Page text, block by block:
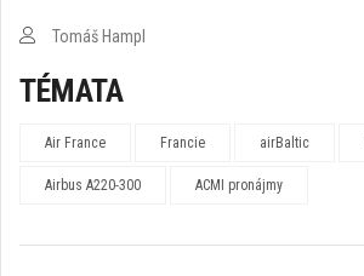
Tomáš Hampl
TÉMATA
Air France Francie airBaltic
Airbus A220-300 ACMI pronájmy